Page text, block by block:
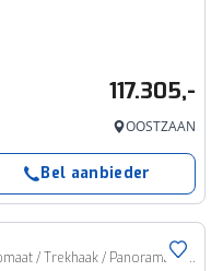
117.305,-
OOSTZAAN
Bel aanbieder
xDrive45e High Executive M Sport Automaat / Trekhaak / Panoramadak / Comfortstoelen / Achteruitrijcamera / Head-Up / Stoelverwarming